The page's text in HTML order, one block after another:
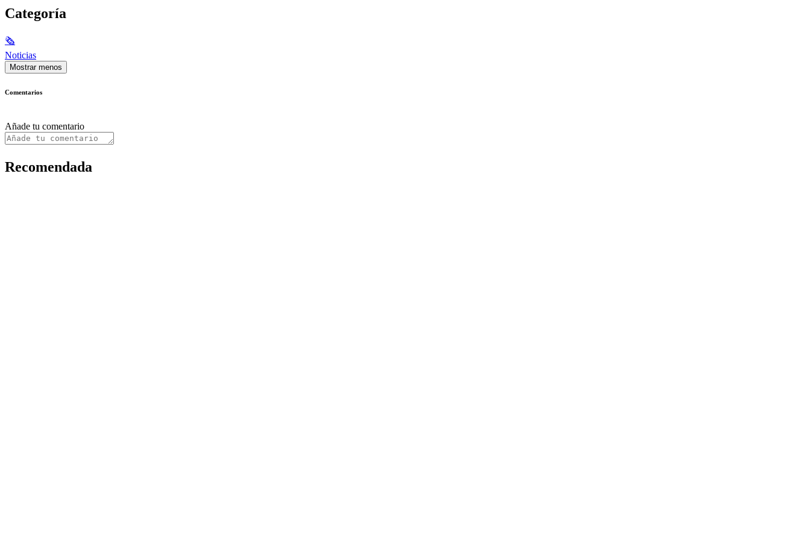
Categoría
🗞
Noticias
Mostrar menos
Comentarios
Añade tu comentario
Recomendada